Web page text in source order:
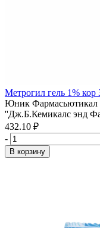
Метрогил гель 1% кор
Юник Фармасьютикал
''Дж.Б.Кемикалс энд
432.10 ₽
-
В корзину